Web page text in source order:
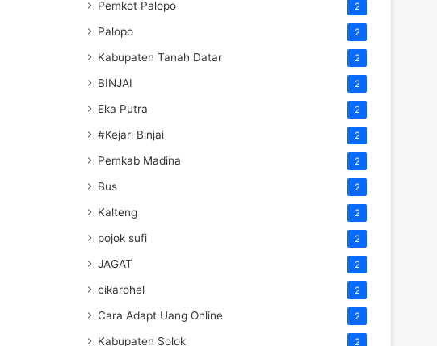
Pemkot Palopo 2
Palopo 2
Kabupaten Tanah Datar 2
BINJAI 2
Eka Putra 2
#Kejari Binjai 2
Pemkab Madina 2
Bus 2
Kalteng 2
pojok sufi 2
JAGAT 2
cikarohel 2
Cara Adapt Uang Online 2
Kabupaten Solok 2